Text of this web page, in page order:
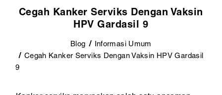
Cegah Kanker Serviks Dengan Vaksin
HPV Gardasil 9
Blog
Informasi Umum
Cegah Kanker Serviks Dengan Vaksin HPV Gardasil
9